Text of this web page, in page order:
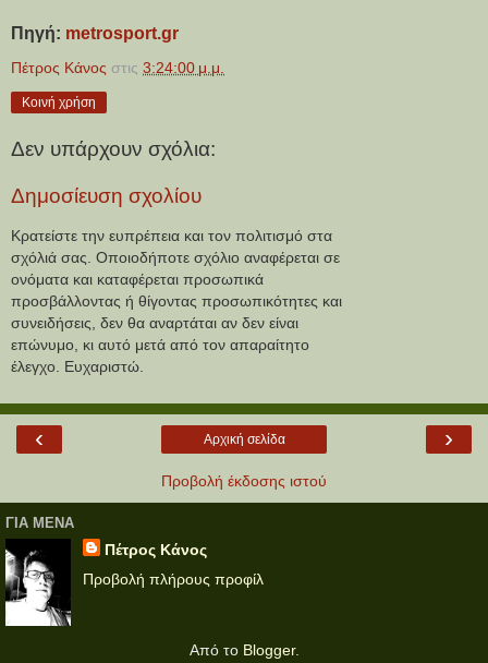
Πηγή: metrosport.gr
Πέτρος Κάνος στις 3:24:00 μ.μ.
Κοινή χρήση
Δεν υπάρχουν σχόλια:
Δημοσίευση σχολίου
Κρατείστε την ευπρέπεια και τον πολιτισμό στα
σχόλιά σας. Οποιοδήποτε σχόλιο αναφέρεται σε
ονόματα και καταφέρεται προσωπικά
προσβάλλοντας ή θίγοντας προσωπικότητες και
συνειδήσεις, δεν θα αναρτάται αν δεν είναι
επώνυμο, κι αυτό μετά από τον απαραίτητο
έλεγχο. Ευχαριστώ.
‹ ›
Αρχική σελίδα
Προβολή έκδοσης ιστού
ΓΙΑ ΜΕΝΑ
Πέτρος Κάνος
Προβολή πλήρους προφίλ
Από το Blogger.